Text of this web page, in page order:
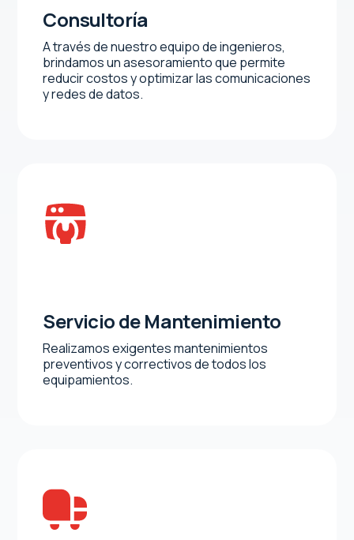
Consultoría
A través de nuestro equipo de ingenieros,
brindamos un asesoramiento que permite
reducir costos y optimizar las comunicaciones
y redes de datos.
Servicio de Mantenimiento
Realizamos exigentes mantenimientos
preventivos y correctivos de todos los
equipamientos.